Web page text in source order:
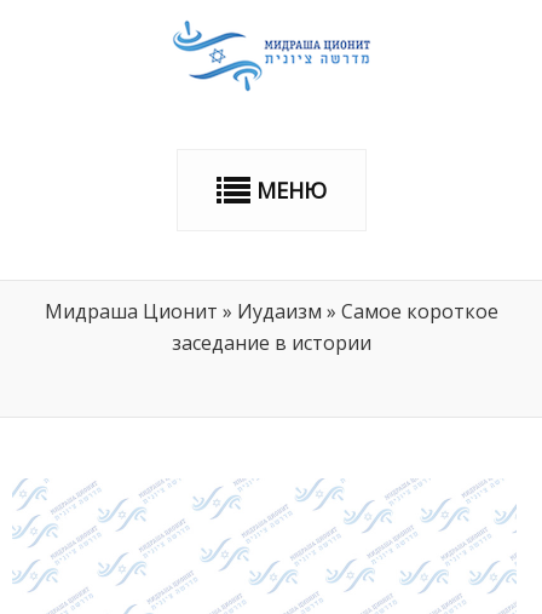
МЕНЮ
Мидраша Ционит » Иудаизм » Самое короткое
заседание в истории